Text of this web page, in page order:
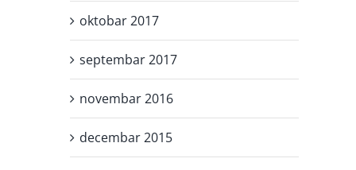
oktobar 2017
septembar 2017
novembar 2016
decembar 2015